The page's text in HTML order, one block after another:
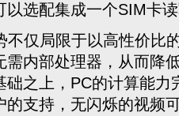
以选配集成一个SIM卡
仅局限于以高性价比
需内部处理器，从而降
之上，PC的计算能力
的支持，无闪烁的视频